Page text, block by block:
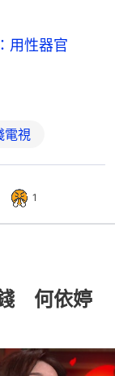
用性器官
電視
1
何依婷